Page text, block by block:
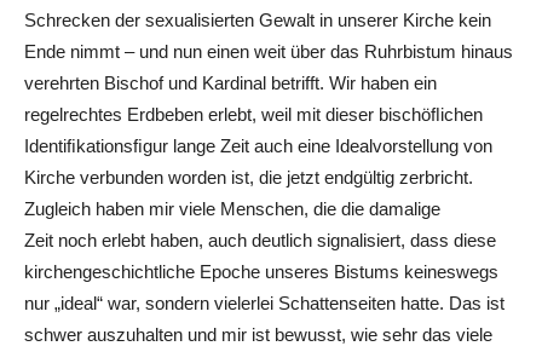
Schrecken der sexualisierten Gewalt in unserer Kirche kein
Ende nimmt – und nun einen weit über das Ruhrbistum hinaus
verehrten Bischof und Kardinal betrifft. Wir haben ein
regelrechtes Erdbeben erlebt, weil mit dieser bischöﬂichen
Identiﬁkationsﬁgur lange Zeit auch eine Idealvorstellung von
Kirche verbunden worden ist, die jetzt endgültig zerbricht.
Zugleich haben mir viele Menschen, die die damalige
Zeit noch erlebt haben, auch deutlich signalisiert, dass diese
kirchengeschichtliche Epoche unseres Bistums keineswegs
nur „ideal“ war, sondern vielerlei Schattenseiten hatte. Das ist
schwer auszuhalten und mir ist bewusst, wie sehr das viele